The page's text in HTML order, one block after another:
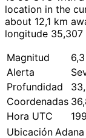
location in the
about 12,1 km
longitude
Magnitud
6,3
Alerta
Profundidad
Coordenadas
Hora UTC
Ubicación Adana